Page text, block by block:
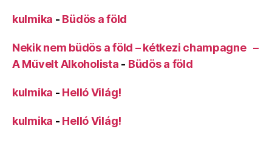
kulmika - Büdös a föld
Nekik nem büdös a föld – kétkezi champagne –
A Művelt Alkoholista - Büdös a föld
kulmika - Helló Világ!
kulmika - Helló Világ!